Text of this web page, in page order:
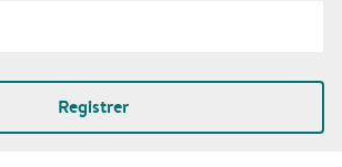
Registrer